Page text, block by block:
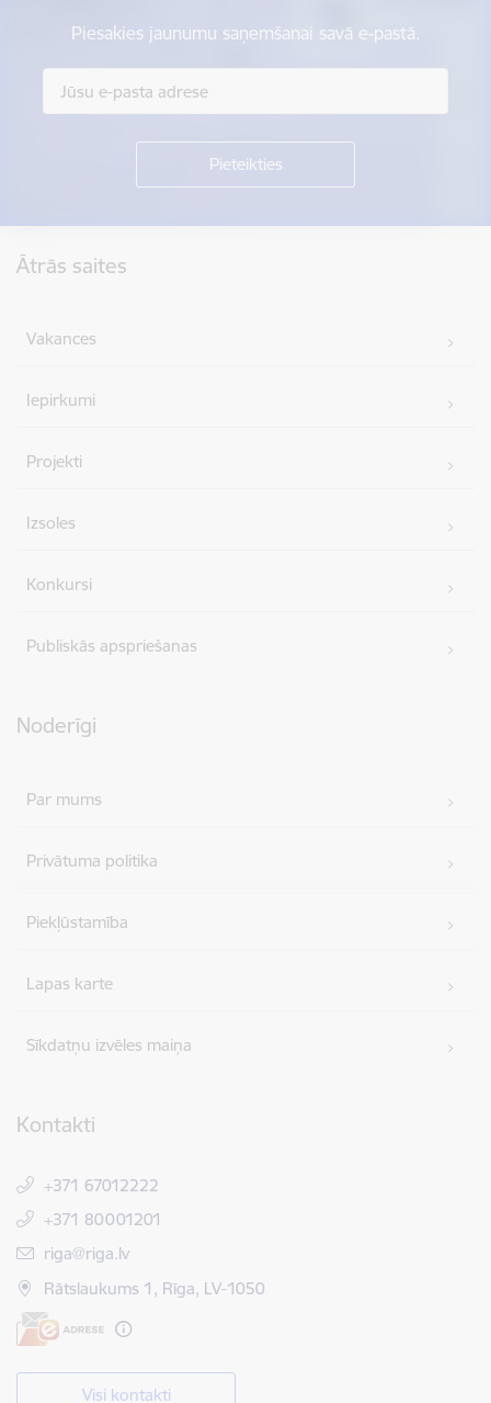
Piesakies jaunumu saņemšanai savā e-pastā.
Ātrās saites
Vakances
Iepirkumi
Projekti
Izsoles
Konkursi
Publiskās apspriešanas
Noderīgi
Par mums
Privātuma politika
Piekļūstamība
Lapas karte
Sīkdatņu izvēles maiņa
Kontakti
+371 67012222
+371 80001201
E-pasts:
riga@riga.lv
Rātslaukums 1, Rīga, LV-1050
Visi kontakti